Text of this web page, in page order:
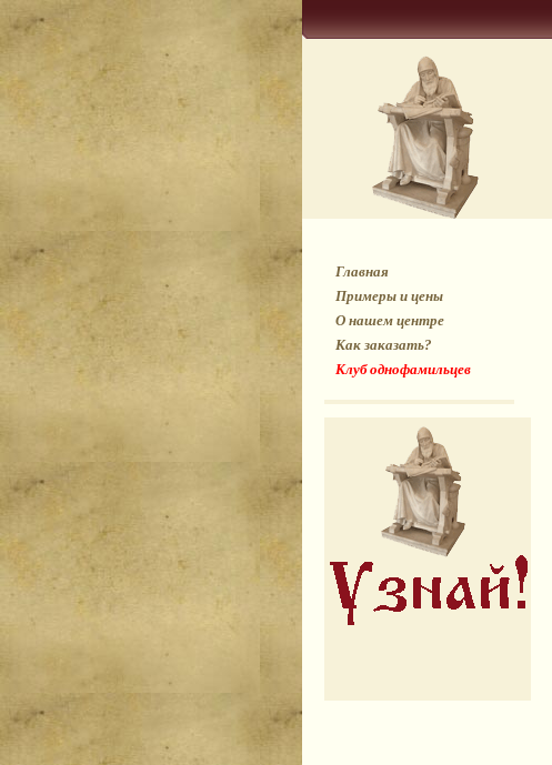
Главная
Примеры и цены
О нашем центре
Как заказать?
Клуб однофамильцев